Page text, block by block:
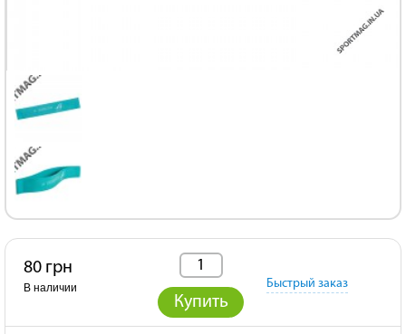
80 грн
В наличии
Купить
Быстрый заказ